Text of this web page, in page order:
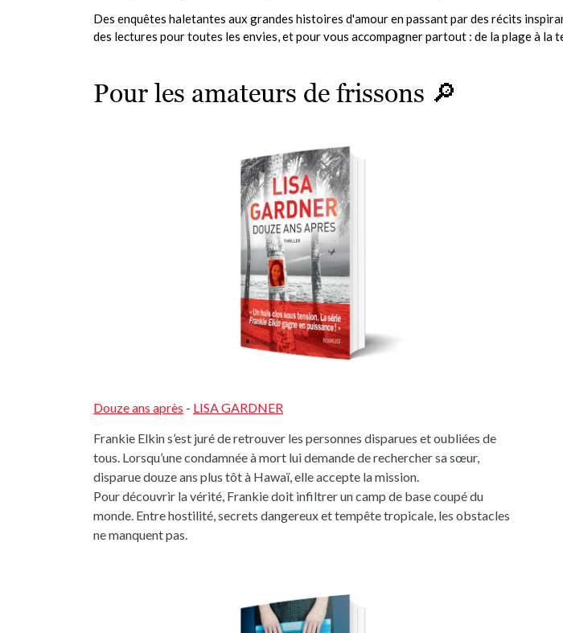
Des enquêtes haletantes aux grandes histoires d'amour en passant par des récits
des lectures pour toutes les envies, et pour vous accompagner partout : de la plage à la
Pour les amateurs de frissons 🔎
Douze ans après - LISA GARDNER
Frankie Elkin s’est juré de retrouver les personnes disparues et oubliées de
tous. Lorsqu’une condamnée à mort lui demande de rechercher sa sœur,
disparue douze ans plus tôt à Hawaï, elle accepte la mission.
Pour découvrir la vérité, Frankie doit infiltrer un camp de base coupé du
monde. Entre hostilité, secrets dangereux et tempête tropicale, les obstacles
ne manquent pas.